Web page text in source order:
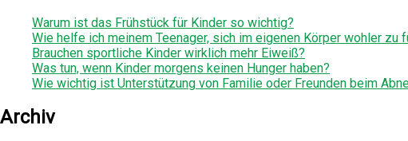
Warum ist das Frühstück für Kinder so wichtig?
Wie helfe ich meinem Teenager, sich im eigenen Körper wohler zu
Brauchen sportliche Kinder wirklich mehr Eiweiß?
Was tun, wenn Kinder morgens keinen Hunger haben?
Wie wichtig ist Unterstützung von Familie oder Freunden beim
Archiv